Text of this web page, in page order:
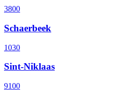
3800
Schaerbeek
1030
Sint-Niklaas
9100